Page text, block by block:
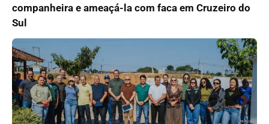
companheira e ameaçá-la com faca em Cruzeiro do
Sul